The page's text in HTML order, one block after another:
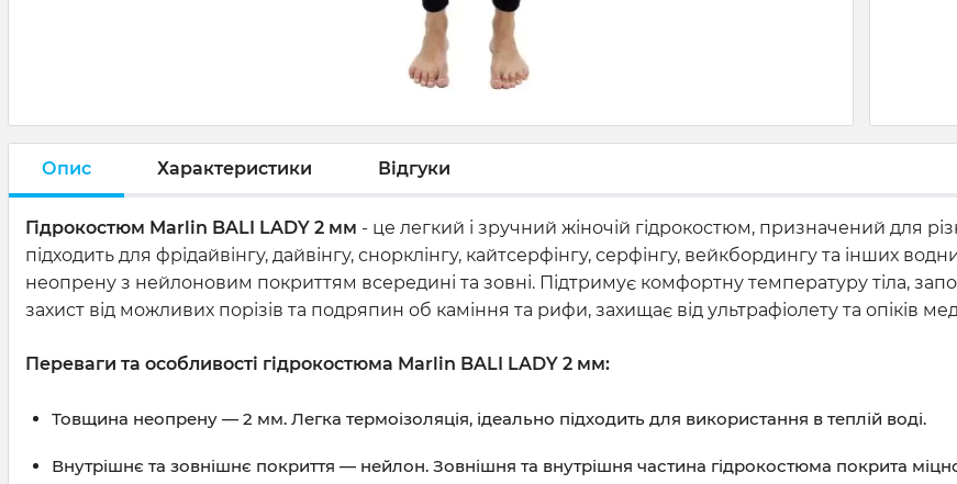
Опис Характеристики Відгуки
Гідрокостюм Marlin BALI LADY 2 мм - це легкий і зручний жіночій гідрокостюм, призначений для
підходить для фрідайвінгу, дайвінгу, снорклінгу, кайтсерфінгу, серфінгу, вейкбордингу та інших
неопрену з нейлоновим покриттям всередині та зовні. Підтримує комфортну температуру тіла,
захист від можливих порізів та подряпин об каміння та рифи, захищає від ультрафіолету та опіків
Переваги та особливості гідрокостюма Marlin BALI LADY 2 мм:
Товщина неопрену — 2 мм. Легка термоізоляція, ідеально підходить для використання в теплій воді.
Внутрішнє та зовнішнє покриття — нейлон. Зовнішня та внутрішня частина гідрокостюма покрита